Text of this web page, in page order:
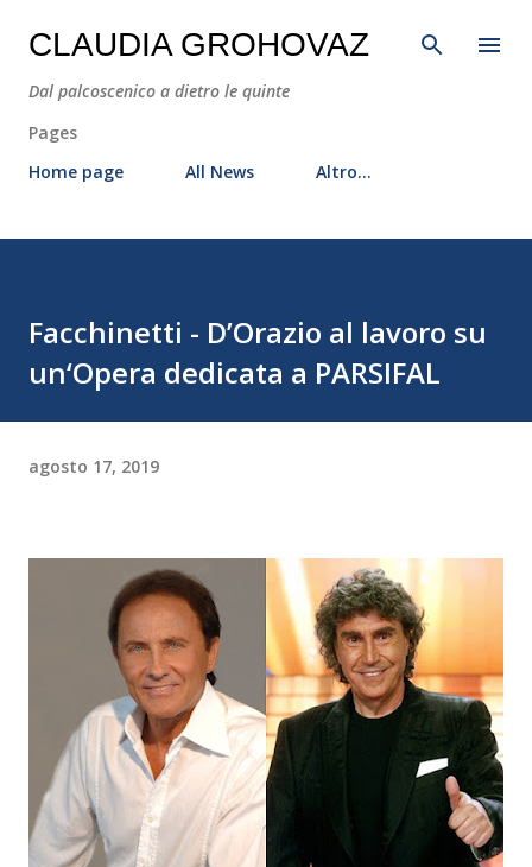
Passa ai contenuti principali
CLAUDIA GROHOVAZ
Dal palcoscenico a dietro le quinte
Pages
Home page
All News Altro…
Facchinetti - D’Orazio al lavoro su
un‘Opera dedicata a PARSIFAL
agosto 17, 2019